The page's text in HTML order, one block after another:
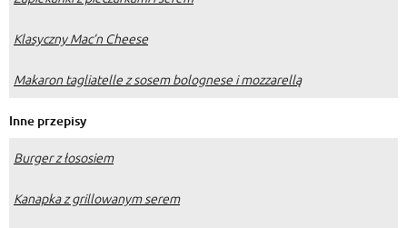
Klasyczny Mac’n Cheese
Makaron tagliatelle z sosem bolognese i mozzarellą
Inne przepisy
Burger z łososiem
Kanapka z grillowanym serem